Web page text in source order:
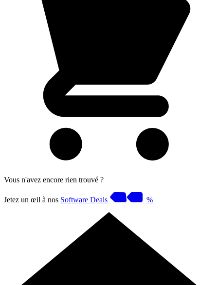
Vous n'avez encore rien trouvé ?
Jetez un œil à nos Software Deals %